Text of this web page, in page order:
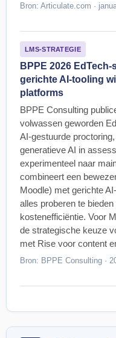
Bron: Articulate.com ·
LMS-STRATEGIE
BPPE 2026
gerichte AI-tooling
platforms
BPPE Consulting
volwassen geworden
AI-gestuurde
generatieve AI in
experimenteel naar
combineert een
Moodle) met gerichte
alles proberen te
kostenefficiëntie. Voor
de strategische keuze
met Rise voor content
Bron: BPPE Consulting ·